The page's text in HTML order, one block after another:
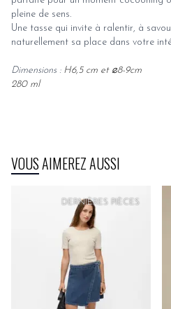
pleine de sens.
Une tasse qui invite à ralentir, à
naturellement sa place dans votre
Dimensions : H6,5 cm et ⌀8-9cm
280 ml
VOUS AIMEREZ AUSSI
DERNIÈRES PIÈCES